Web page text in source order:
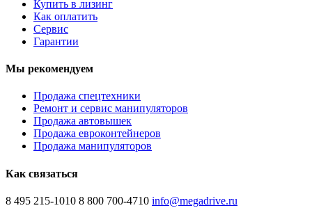
Купить в лизинг
Как оплатить
Сервис
Гарантии
Мы рекомендуем
Продажа спецтехники
Ремонт и сервис манипуляторов
Продажа автовышек
Продажа евроконтейнеров
Продажа манипуляторов
Как связаться
8 495 215-1010 8 800 700-4710 info@megadrive.ru